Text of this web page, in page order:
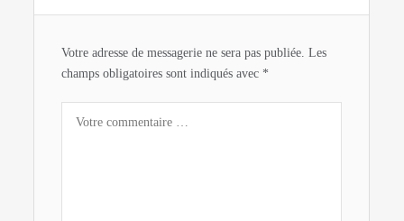
Votre adresse de messagerie ne sera pas publiée. Les
champs obligatoires sont indiqués avec *